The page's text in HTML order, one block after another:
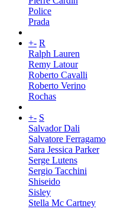
Police
Prada
+- R
Ralph Lauren
Remy Latour
Roberto Cavalli
Roberto Verino
Rochas
+- S
Salvador Dali
Salvatore Ferragamo
Sara Jessica Parker
Serge Lutens
Sergio Tacchini
Shiseido
Sisley
Stella Mc Cartney